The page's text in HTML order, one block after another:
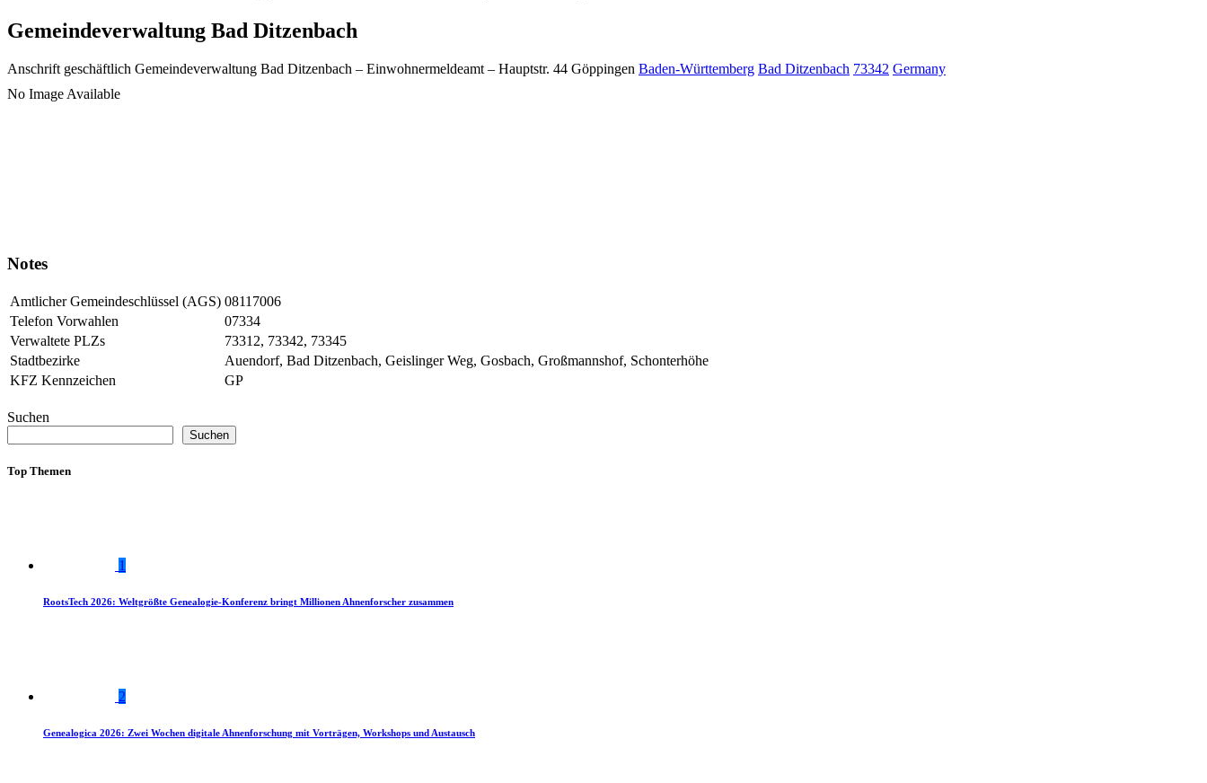
Gemeindeverwaltung Bad Ditzenbach
Anschrift geschäftlich Gemeindeverwaltung Bad Ditzenbach – Einwohnermeldeamt – Hauptstr. 44 Göppingen Baden-Württemberg Bad Ditzenbach 73342 Germany
No Image Available
Notes
Amtlicher Gemeindeschlüssel (AGS) 08117006
Telefon Vorwahlen
07334
Verwaltete PLZs
73312, 73342, 73345
Stadtbezirke
Auendorf, Bad Ditzenbach, Geislinger Weg, Gosbach, Großmannshof, Schonterhöhe
KFZ Kennzeichen
GP
Suchen
Suchen
Top Themen
1
RootsTech 2026: Weltgrößte Genealogie-Konferenz bringt Millionen Ahnenforscher zusammen
2
Genealogica 2026: Zwei Wochen digitale Ahnenforschung mit Vorträgen, Workshops und Austausch